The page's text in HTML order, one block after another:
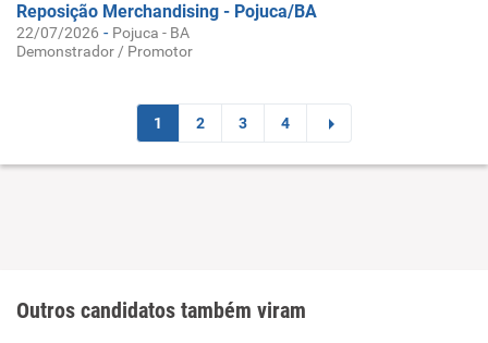
Reposição Merchandising - Pojuca/BA
22/07/2026 - Pojuca - BA
Demonstrador / Promotor
1 2 3 4
Outros candidatos também viram